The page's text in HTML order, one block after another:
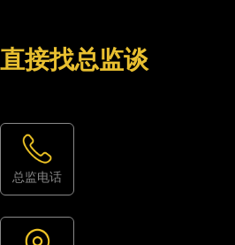
直接找总监谈
总监电话